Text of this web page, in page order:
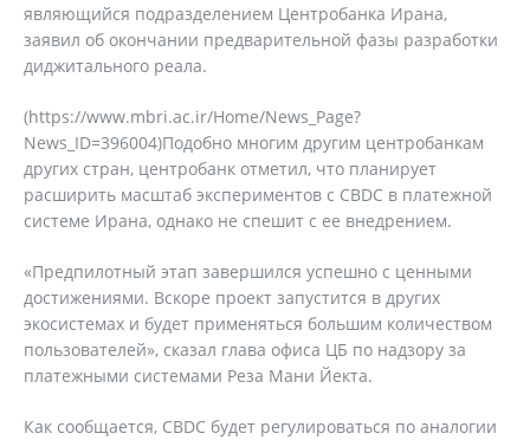
являющийся подразделением Центробанка Ирана,
заявил об окончании предварительной фазы разработки
диджитального реала.
(https://www.mbri.ac.ir/Home/News_Page?
News_ID=396004)Подобно многим другим центробанкам
других стран, центробанк отметил, что планирует
расширить масштаб экспериментов с CBDC в платежной
системе Ирана, однако не спешит с ее внедрением.
«Предпилотный этап завершился успешно с ценными
достижениями. Вскоре проект запустится в других
экосистемах и будет применяться большим количеством
пользователей», сказал глава офиса ЦБ по надзору за
платежными системами Реза Мани Йекта.
Как сообщается, CBDC будет регулироваться по аналогии